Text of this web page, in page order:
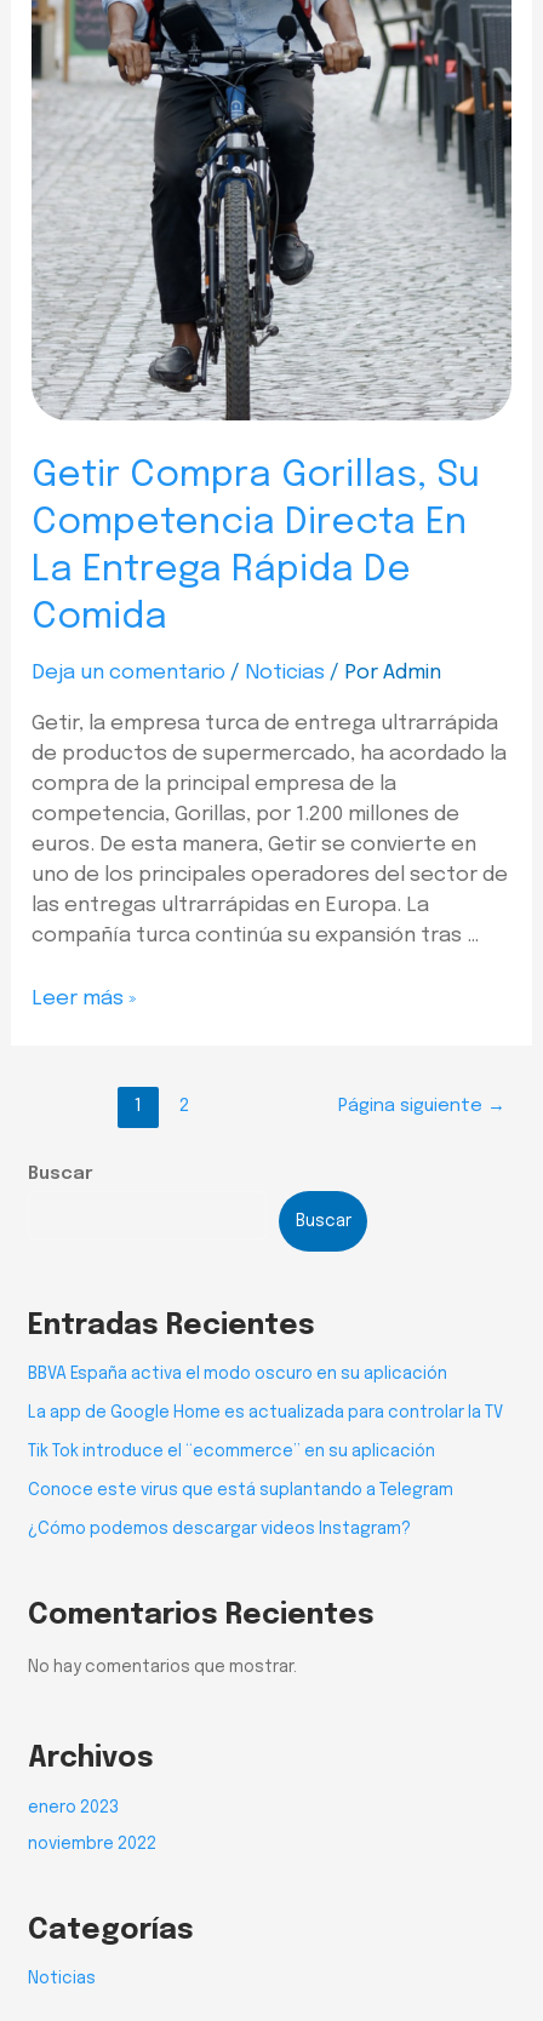
Getir Compra Gorillas, Su
Competencia Directa En
La Entrega Rápida De
Comida
Deja un comentario / Noticias / PorAdmin
Getir, la empresa turca de entrega ultrarrápida
de productos de supermercado, ha acordado la
compra de la principal empresa de la
competencia, Gorillas, por 1.200 millones de
euros. De esta manera, Getir se convierte en
uno de los principales operadores del sector de
las entregas ultrarrápidas en Europa. La
compañía turca continúa su expansión tras …
Leer más »
1 2 Página siguiente →
Buscar
Buscar
Entradas Recientes
BBVA España activa el modo oscuro en su aplicación
La app de Google Home es actualizada para controlar la TV
Tik Tok introduce el “ecommerce” en su aplicación
Conoce este virus que está suplantando a Telegram
¿Cómo podemos descargar videos Instagram?
Comentarios Recientes
No hay comentarios que mostrar.
Archivos
enero 2023
noviembre 2022
Categorías
Noticias